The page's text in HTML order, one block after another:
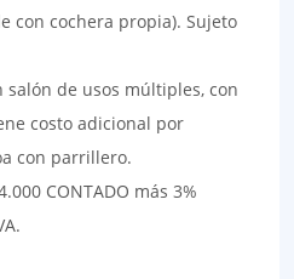
con cochera propia). Sujeto
salón de usos múltiples, con
costo adicional por
con parrillero.
CONTADO más 3%